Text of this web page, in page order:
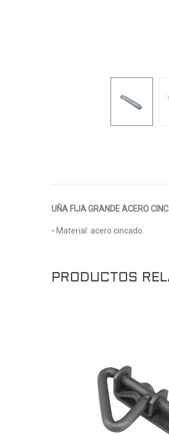
UÑA FIJA GRANDE ACERO
- Material: acero cincado.
PRODUCTOS